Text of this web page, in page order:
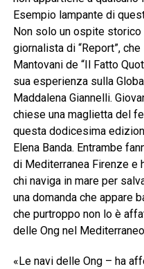
Esempio lampante di
Non solo un ospite
giornalista di “Report”,
Mantovani de “Il Fatto
sua esperienza sulla
Maddalena Giannelli.
chiese una maglietta del
questa dodicesima
Elena Banda. Entrambe
di Mediterranea Firenze e
chi naviga in mare per
una domanda che appare
che purtroppo non lo è
delle Ong nel
«Le navi delle Ong – ha